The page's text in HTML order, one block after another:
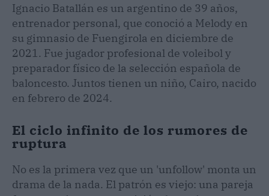
Ignacio Batallán es un argentino de 39 años,
entrenador personal, que conoció a Melody en
su gimnasio de Fuengirola en diciembre de
2021. Fue jugador profesional de voleibol y
preparador físico de la selección española de
baloncesto. Juntos tienen un niño, Cairo, nacido
en febrero de 2024.
El ciclo infinito de los rumores de
ruptura
No es la primera vez que un 'unfollow' monta un
drama de la nada. El patrón es viejo: una pareja